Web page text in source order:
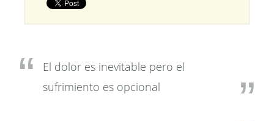
El dolor es inevitable pero el
sufrimiento es opcional